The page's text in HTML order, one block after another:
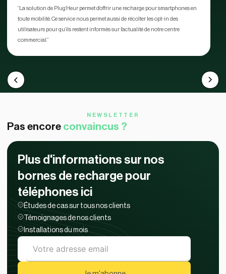
“La solution de Plug’Heur permet d’offrir une recharge pour smartphones en
toute mobilité. Ce service nous permet aussi de récolter les opt-in des
utilisateurs pour qu’ils restent informés sur l’actualité de notre centre
commercial.”
NEWSLETTER
Pas encore convaincus ?
Plus d'informations sur nos
bornes de recharge pour
téléphones ici
Études de cas sur tous nos clients
Témoignages de nos clients
Installations du mois